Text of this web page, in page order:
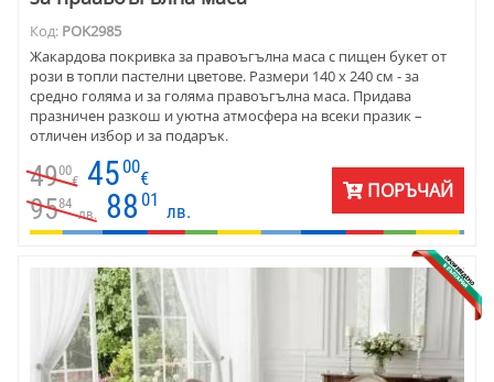
Код: POK2985
Жакардова покривка за правоъгълна маса с пищен букет от
рози в топли пастелни цветове. Размери 140 х 240 см - за
средно голяма и за голяма правоъгълна маса. Придава
празничен разкош и уютна атмосфера на всеки празик –
отличен избор и за подарък.
4900
€ 45 00
€
9584
лв. 88 01
лв.
ПОРЪЧАЙ